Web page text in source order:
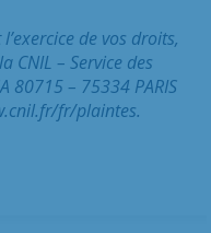
de vos droits,
CNIL – Service des
80715 – 75334 PARIS
fr/plaintes.